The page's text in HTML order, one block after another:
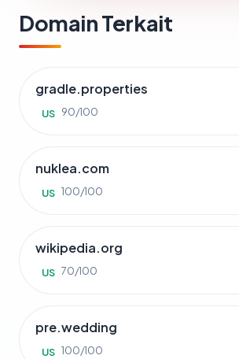
Domain Terkait
gradle.properties
US 90/100
nuklea.com
US 100/100
wikipedia.org
US 70/100
pre.wedding
US 100/100